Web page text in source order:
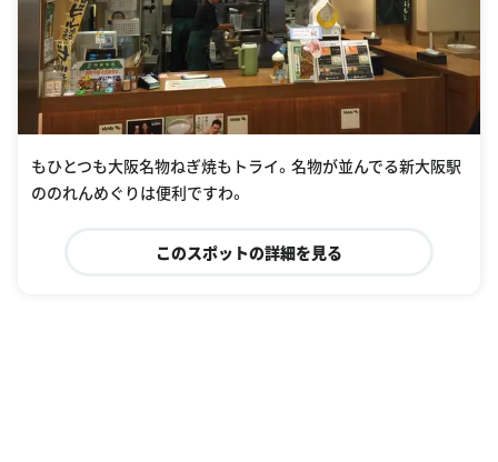
もひとつも大阪名物ねぎ焼もトライ。名物が並んでる新大阪駅
ののれんめぐりは便利ですわ。
このスポットの詳細を見る